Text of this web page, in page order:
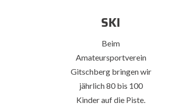
SKI
Beim
Amateursportverein
Gitschberg bringen wir
jährlich 80 bis 100
Kinder auf die Piste.